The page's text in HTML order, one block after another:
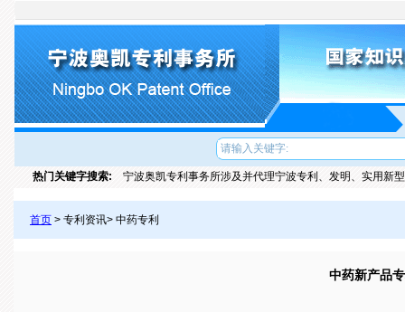
热门关键字搜索: 宁波奥凯专利事务所涉及并代理宁波专利、发明、实用新
首页 > 专利资讯> 中药专利
中药新产品